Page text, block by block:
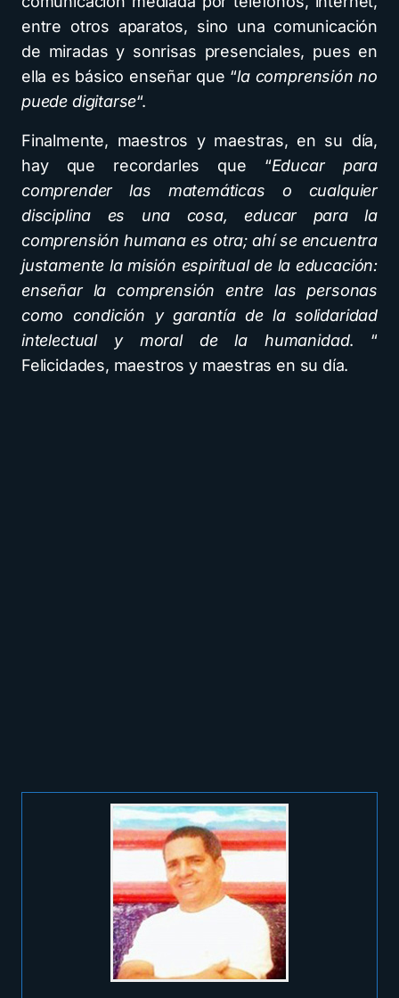
entre otros aparatos, sino una comunicación
de miradas y sonrisas presenciales, pues en
ella es básico enseñar que “la comprensión no
puede digitarse“.
Finalmente, maestros y maestras, en su día,
hay que recordarles que “Educar para
comprender las matemáticas o cualquier
disciplina es una cosa, educar para la
comprensión humana es otra; ahí se encuentra
justamente la misión espiritual de la educación:
enseñar la comprensión entre las personas
como condición y garantía de la solidaridad
intelectual y moral de la humanidad. “
Felicidades, maestros y maestras en su día.